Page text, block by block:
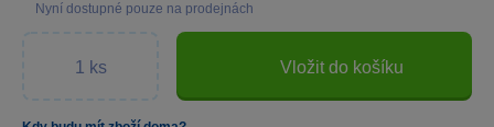
Nyní dostupné pouze na prodejnách
Vložit do košíku